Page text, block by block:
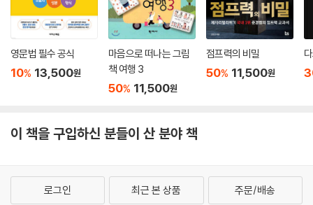
영문법 필수 공식
10% 13,500원
마음으로 떠나는 그림
책 여행 3
50% 11,500원
점프력의 비밀
50% 11,500원
이 책을 구입하신 분들이 산 분야 책
로그인 최근 본 상품 주문/배송